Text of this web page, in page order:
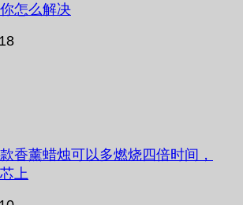
怎么解决
香薰蜡烛可以多燃烧四倍时间，
上